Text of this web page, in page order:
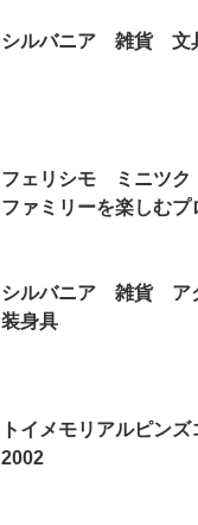
シルバニア 雑貨 文
フェリシモ ミニツ
ファミリーを楽しむプ
シルバニア 雑貨 ア
装身具
トイメモリアルピン
2002